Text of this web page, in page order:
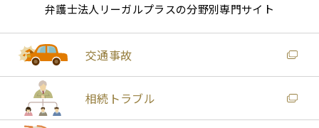
弁護士法人リーガルプラスの分野別専門サイト
交通事故
相続トラブル